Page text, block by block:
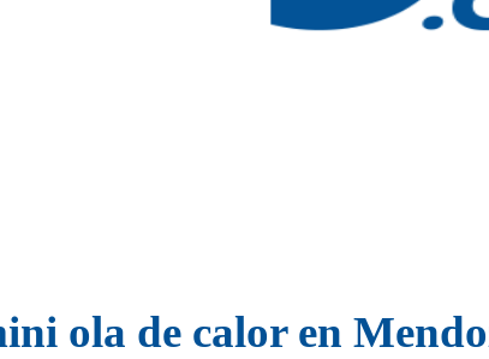
ola de calor en